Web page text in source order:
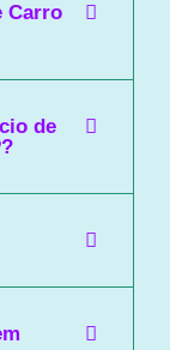
Carro
de